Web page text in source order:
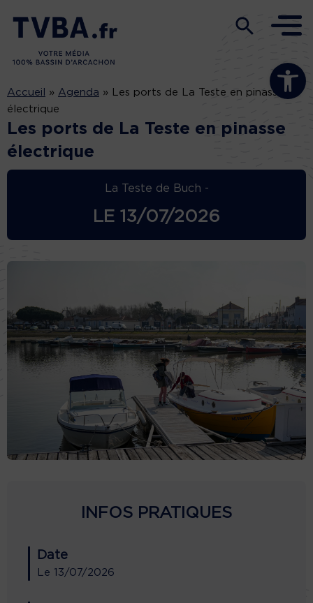
Ouvrir la
Accueil » Agenda »
Les ports de La Teste en pinasse
électrique
Les ports de La Teste en pinasse
électrique
La Teste de Buch -
LE 13/07/2026
INFOS PRATIQUES
Date
Le 13/07/2026